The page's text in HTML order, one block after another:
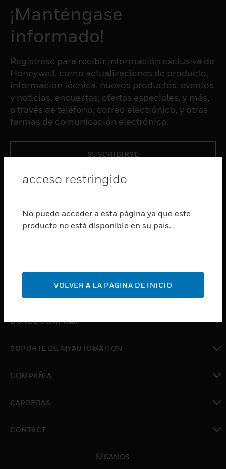
¡Manténgase
informado!
Regístrese para recibir información exclusiva de
Honeywell, como actualizaciones de producto,
información técnica, nuevos productos, eventos
y noticias, encuestas, ofertas especiales, y más,
a través de teléfono, correo electrónico, y otras
formas de comunicación electrónica.
SUSCRIBIRSE
PRODUCTOS
SOFTWARE
Cambiar vista
Cambiar vista
DÓNDE COMPRAR
SOPORTE DE MYAUTOMATION
COMPAÑÍA
CARRERAS
CONTACT
SÍGANOS
acceso restringido
No puede acceder a esta página ya que este
producto no está disponible en su país.
VOLVER A LA PÁGINA DE INICIO